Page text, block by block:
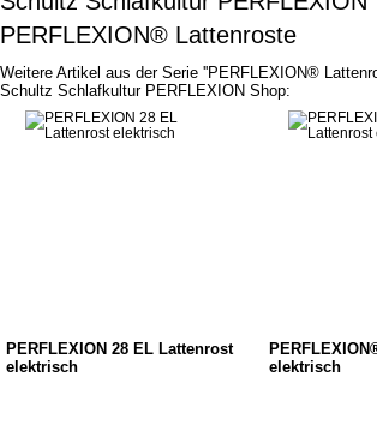
PERFLEXION® Lattenroste
Weitere Artikel aus der Serie ''PERFLEXION®
Schultz Schlafkultur PERFLEXION Shop:
PERFLEXION 28 EL Lattenrost
elektrisch
elektrisch